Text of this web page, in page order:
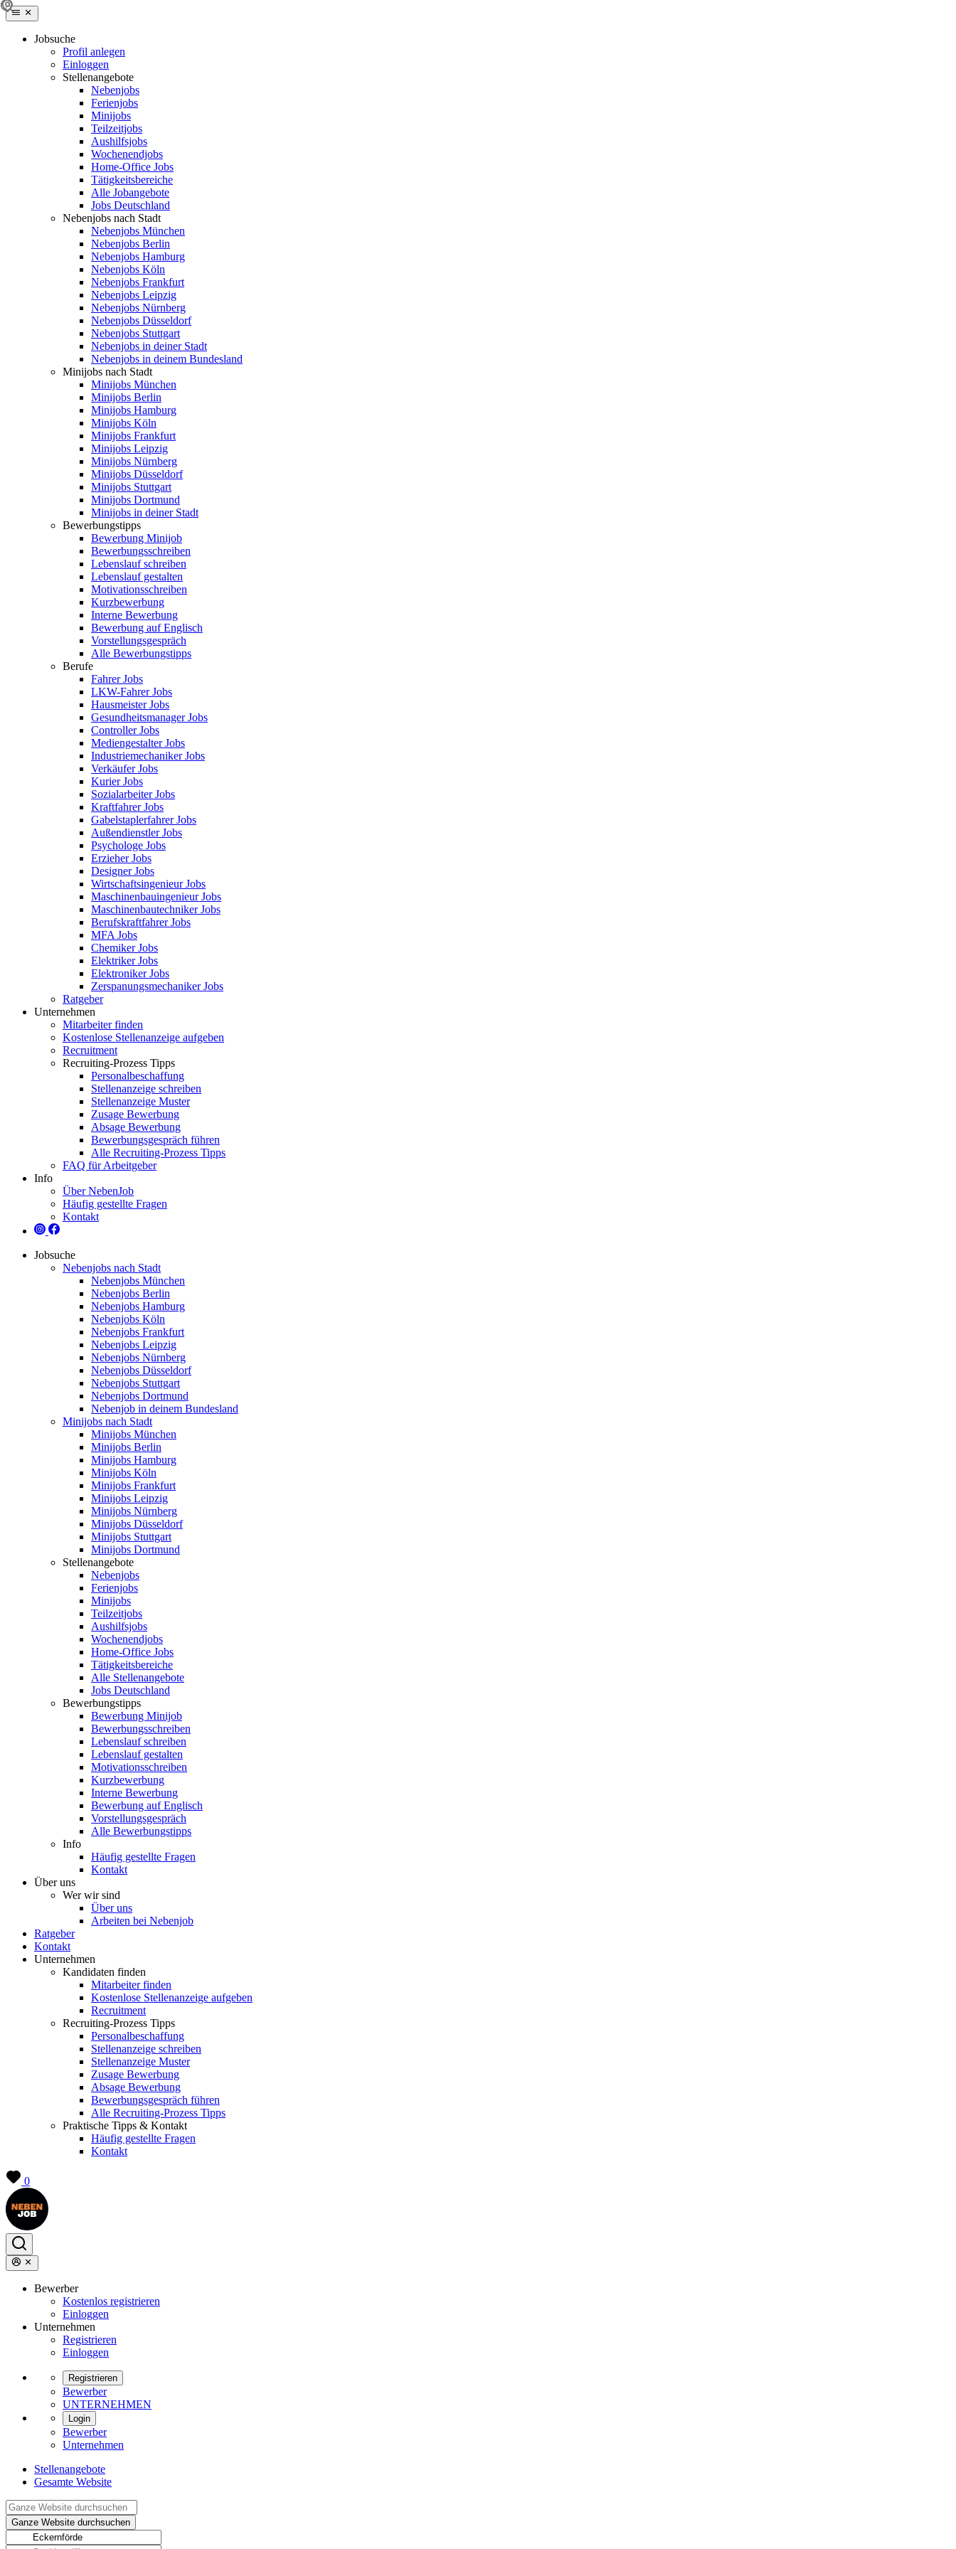
Jobsuche
Profil anlegen
Einloggen
Stellenangebote
Nebenjobs
Ferienjobs
Minijobs
Teilzeitjobs
Aushilfsjobs
Wochenendjobs
Home-Office Jobs
Tätigkeitsbereiche
Alle Jobangebote
Jobs Deutschland
Nebenjobs nach Stadt
Nebenjobs München
Nebenjobs Berlin
Nebenjobs Hamburg
Nebenjobs Köln
Nebenjobs Frankfurt
Nebenjobs Leipzig
Nebenjobs Nürnberg
Nebenjobs Düsseldorf
Nebenjobs Stuttgart
Nebenjobs in deiner Stadt
Nebenjobs in deinem Bundesland
Minijobs nach Stadt
Minijobs München
Minijobs Berlin
Minijobs Hamburg
Minijobs Köln
Minijobs Frankfurt
Minijobs Leipzig
Minijobs Nürnberg
Minijobs Düsseldorf
Minijobs Stuttgart
Minijobs Dortmund
Minijobs in deiner Stadt
Bewerbungstipps
Bewerbung Minijob
Bewerbungsschreiben
Lebenslauf schreiben
Lebenslauf gestalten
Motivationsschreiben
Kurzbewerbung
Interne Bewerbung
Bewerbung auf Englisch
Vorstellungsgespräch
Alle Bewerbungstipps
Berufe
Fahrer Jobs
LKW-Fahrer Jobs
Hausmeister Jobs
Gesundheitsmanager Jobs
Controller Jobs
Mediengestalter Jobs
Industriemechaniker Jobs
Verkäufer Jobs
Kurier Jobs
Sozialarbeiter Jobs
Kraftfahrer Jobs
Gabelstaplerfahrer Jobs
Außendienstler Jobs
Psychologe Jobs
Erzieher Jobs
Designer Jobs
Wirtschaftsingenieur Jobs
Maschinenbauingenieur Jobs
Maschinenbautechniker Jobs
Berufskraftfahrer Jobs
MFA Jobs
Chemiker Jobs
Elektriker Jobs
Elektroniker Jobs
Zerspanungsmechaniker Jobs
Ratgeber
Unternehmen
Mitarbeiter finden
Kostenlose Stellenanzeige aufgeben
Recruitment
Recruiting-Prozess Tipps
Personalbeschaffung
Stellenanzeige schreiben
Stellenanzeige Muster
Zusage Bewerbung
Absage Bewerbung
Bewerbungsgespräch führen
Alle Recruiting-Prozess Tipps
FAQ für Arbeitgeber
Info
Über NebenJob
Häufig gestellte Fragen
Kontakt
Jobsuche
Nebenjobs nach Stadt
Nebenjobs München
Nebenjobs Berlin
Nebenjobs Hamburg
Nebenjobs Köln
Nebenjobs Frankfurt
Nebenjobs Leipzig
Nebenjobs Nürnberg
Nebenjobs Düsseldorf
Nebenjobs Stuttgart
Nebenjobs Dortmund
Nebenjob in deinem Bundesland
Minijobs nach Stadt
Minijobs München
Minijobs Berlin
Minijobs Hamburg
Minijobs Köln
Minijobs Frankfurt
Minijobs Leipzig
Minijobs Nürnberg
Minijobs Düsseldorf
Minijobs Stuttgart
Minijobs Dortmund
Stellenangebote
Nebenjobs
Ferienjobs
Minijobs
Teilzeitjobs
Aushilfsjobs
Wochenendjobs
Home-Office Jobs
Tätigkeitsbereiche
Alle Stellenangebote
Jobs Deutschland
Bewerbungstipps
Bewerbung Minijob
Bewerbungsschreiben
Lebenslauf schreiben
Lebenslauf gestalten
Motivationsschreiben
Kurzbewerbung
Interne Bewerbung
Bewerbung auf Englisch
Vorstellungsgespräch
Alle Bewerbungstipps
Info
Häufig gestellte Fragen
Kontakt
Über uns
Wer wir sind
Über uns
Arbeiten bei Nebenjob
Ratgeber
Kontakt
Unternehmen
Kandidaten finden
Mitarbeiter finden
Kostenlose Stellenanzeige aufgeben
Recruitment
Recruiting-Prozess Tipps
Personalbeschaffung
Stellenanzeige schreiben
Stellenanzeige Muster
Zusage Bewerbung
Absage Bewerbung
Bewerbungsgespräch führen
Alle Recruiting-Prozess Tipps
Praktische Tipps & Kontakt
Häufig gestellte Fragen
Kontakt
0
Bewerber
Kostenlos registrieren
Einloggen
Unternehmen
Registrieren
Einloggen
Registrieren
Bewerber
UNTERNEHMEN
Login
Bewerber
Unternehmen
Stellenangebote
Gesamte Website